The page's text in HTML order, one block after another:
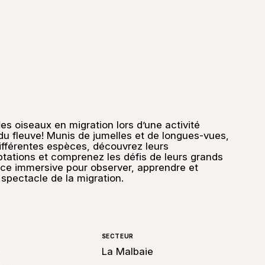
oiseaux en migration lors d’une activité
fleuve! Munis de jumelles et de longues-vues,
espèces, découvrez leurs
et comprenez les défis de leurs grands
immersive pour observer, apprendre et
de la migration.
SECTEUR
La Malbaie